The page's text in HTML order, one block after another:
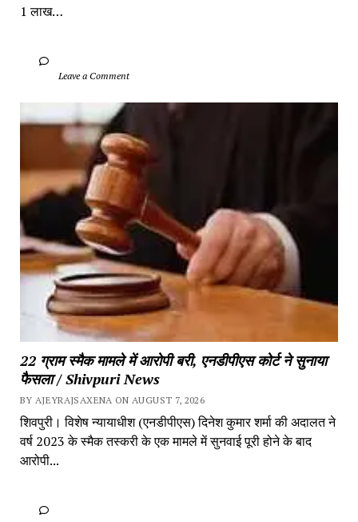
1 लाख…
		Leave a Comment
22 ग्राम स्मैक मामले में आरोपी बरी, एनडीपीएस कोर्ट ने सुनाया
फैसला / Shivpuri News
BY AJEYRAJSAXENA ON AUGUST 7, 2026
शिवपुरी। विशेष न्यायाधीश (एनडीपीएस) दिनेश कुमार शर्मा की अदालत ने
वर्ष 2023 के स्मैक तस्करी के एक मामले में सुनवाई पूरी होने के बाद
आरोपी...